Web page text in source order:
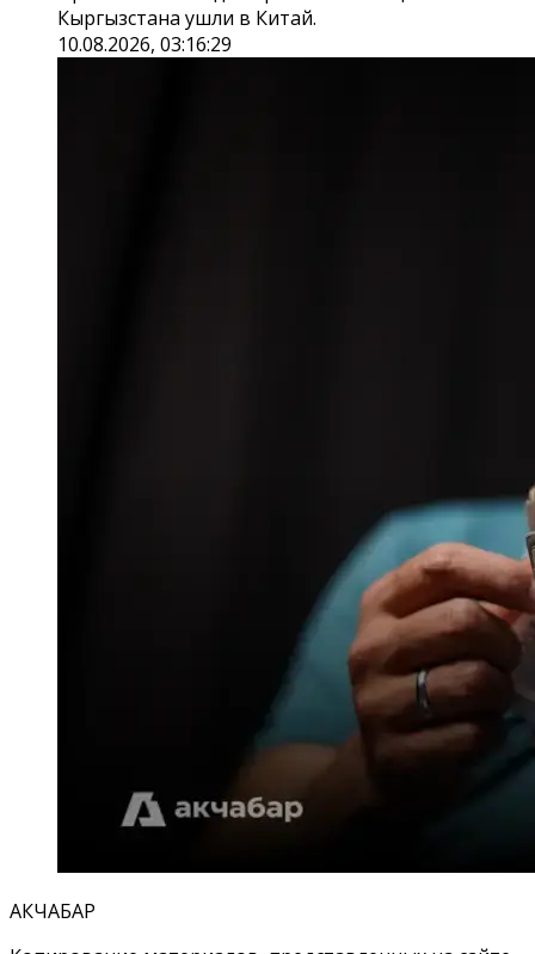
Кыргызстана ушли в Китай.
10.08.2026, 03:16:29
АКЧАБАР